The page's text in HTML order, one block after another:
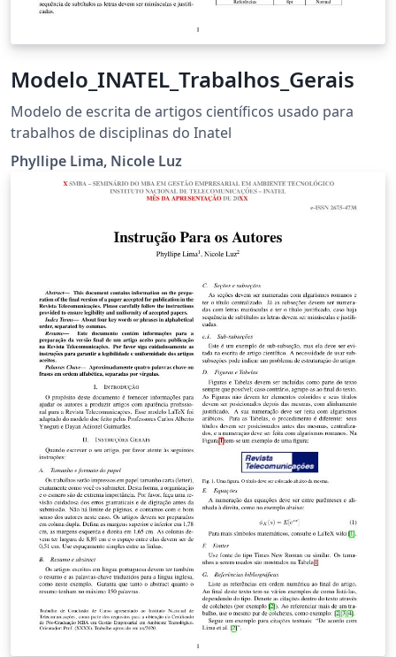
Modelo_INATEL_Trabalhos_Gerais
Modelo de escrita de artigos científicos usado para
trabalhos de disciplinas do Inatel
Phyllipe Lima, Nicole Luz